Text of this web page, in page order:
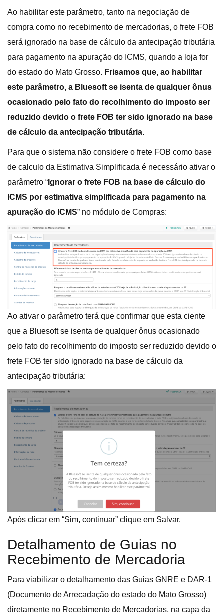
Ao habilitar este parâmetro, tanto na negociação de
compra como no recebimento de mercadorias, o frete FOB
será ignorado na base de cálculo da antecipação tributária
para pagamento na apuração do ICMS, quando a loja for
do estado do Mato Grosso. Frisamos que, ao habilitar
este parâmetro, a Bluesoft se isenta de qualquer ônus
ocasionado pelo fato do recolhimento do imposto ser
reduzido devido o frete FOB ter sido ignorado na base
de cálculo da antecipação tributária.
Para que o sistema não considere o frete FOB como base
de calculo da Estimativa Simplificada é necessário ativar o
parâmetro “ Ignorar o frete FOB na base de cálculo do
ICMS por estimativa simplificada para pagamento na
apuração do ICMS” no módulo de Compras:
Ao ativar o parâmetro terá que confirmar que esta ciente
que a Bluesoft se isenta de qualquer ônus ocasionado
pelo fato do recolhimento do imposto ser reduzido devido o
frete FOB ter sido ignorado na base de cálculo da
antecipação tributária:
Após clicar em “Sim, continuar” clique em Salvar.
Detalhamento de Guias no
Recebimento de Mercadoria
Para viabilizar o detalhamento das Guias GNRE e DAR-1
(Documento de Arrecadação do estado do Mato Grosso)
diretamente no Recebimento de Mercadorias, na capa da